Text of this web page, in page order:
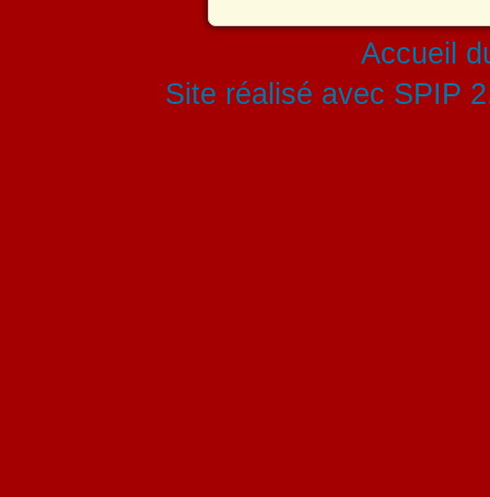
Accueil
Site réalisé avec SPIP